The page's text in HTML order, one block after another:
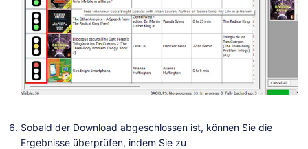
Sobald der Download abgeschlossen ist, können Sie die
Ergebnisse überprüfen, indem Sie zu